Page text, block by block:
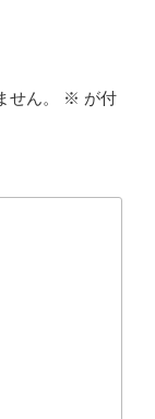
ん。 ※ が付